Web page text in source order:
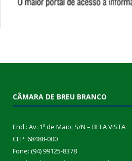
CÂMARA DE BREU BRANCO
End.: Av. 1º de Maio, S/N – BELA VISTA
CEP: 68488-000
Fone: (94) 99125-8378